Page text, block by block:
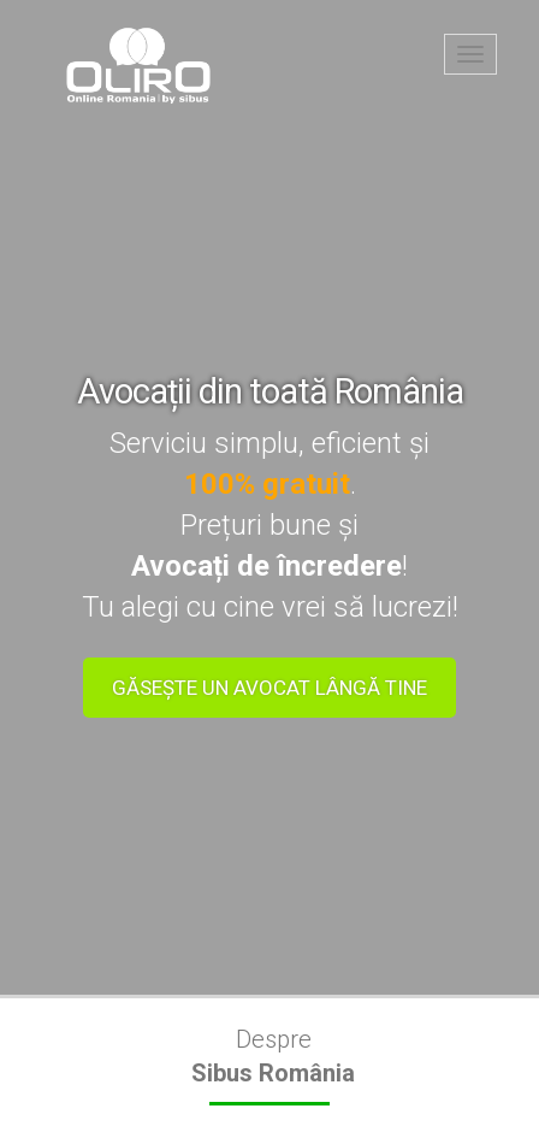
Toggle
Avocații din toată România
Serviciu simplu, eficient și
100% gratuit.
Prețuri bune și
Avocați de încredere!
Tu alegi cu cine vrei să lucrezi!
GĂSEȘTE UN AVOCAT LÂNGĂ TINE
Despre
Sibus România